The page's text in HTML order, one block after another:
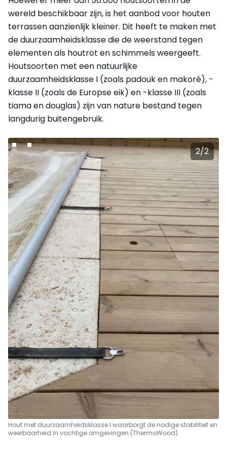
wereld beschikbaar zijn, is het aanbod voor houten
terrassen aanzienlijk kleiner. Dit heeft te maken met
de duurzaamheidsklasse die de weerstand tegen
elementen als houtrot en schimmels weergeeft.
Houtsoorten met een natuurlijke
duurzaamheidsklasse I (zoals padouk en makoré), -
klasse II (zoals de Europse eik) en -klasse III (zoals
tiama en douglas) zijn van nature bestand tegen
langdurig buitengebruik.
Hout met duurzaamheidsklasse I waarborgt de nodige stabiliteit en
weerbaarheid in vochtige omgevingen (ThermoWood)
2/2